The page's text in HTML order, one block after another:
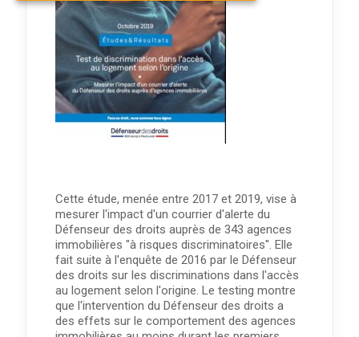
Cette étude, menée entre 2017 et 2019, vise à
mesurer l'impact d'un courrier d'alerte du
Défenseur des droits auprès de 343 agences
immobilières "à risques discriminatoires". Elle
fait suite à l'enquête de 2016 par le Défenseur
des droits sur les discriminations dans l'accès
au logement selon l'origine. Le testing montre
que l'intervention du Défenseur des droits a
des effets sur le comportement des agences